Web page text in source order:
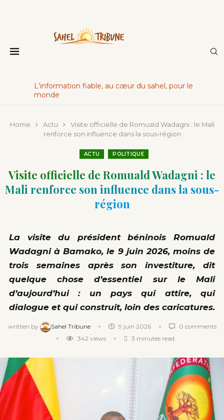
L'information fiable, au cœur du sahel, pour le
monde
Home Actu
Visite officielle de Romuald Wadagni : le Mali
renforce son influence dans la sous-région
ACTU POLITIQUE
Visite officielle de Romuald Wadagni : le
Mali renforce son influence dans la sous-
région
La visite du président béninois Romuald
Wadagni à Bamako, le 9 juin 2026, moins de
trois semaines après son investiture, dit
quelque chose d’essentiel sur le Mali
d’aujourd’hui : un pays qui attire, qui
dialogue et qui construit, loin des caricatures.
written by Sahel Tribune 9 juin 2026
0 comments
342 views 3 minutes read